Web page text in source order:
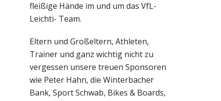
fleißige Hände im und um das VfL-
Leichti- Team.
Eltern und Großeltern, Athleten,
Trainer und ganz wichtig nicht zu
vergessen unsere treuen Sponsoren
wie Peter Hahn, die Winterbacher
Bank, Sport Schwab, Bikes & Boards,